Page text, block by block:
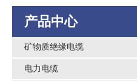
产品中心
矿物质绝缘电缆
电力电缆